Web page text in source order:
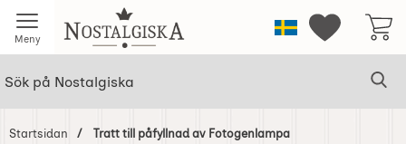
Meny Startsidan för NostalgiskaSverigeMina
Startsidan Tratt till påfyllnad av Fotogenlampa